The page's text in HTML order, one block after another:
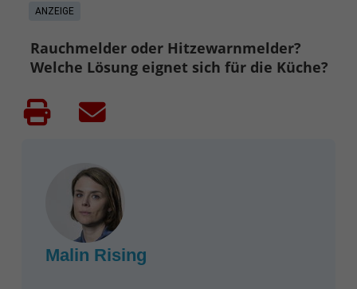
ANZEIGE
Rauchmelder oder Hitzewarnmelder?
Welche Lösung eignet sich für die Küche?
Malin Rising